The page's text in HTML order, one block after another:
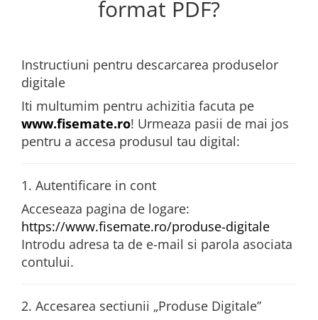
5. Puncte de fidelizareformat PDF?
Instructiuni pentru descarcarea produselor
digitale
Iti multumim pentru achizitia facuta pe
www.fisemate.ro! Urmeaza pasii de mai jos
pentru a accesa produsul tau digital:
1. Autentificare in cont
Acceseaza pagina de logare:
https://www.fisemate.ro/produse-digitale
Introdu adresa ta de e-mail si parola asociata
contului.
2. Accesarea sectiunii „Produse Digitale”